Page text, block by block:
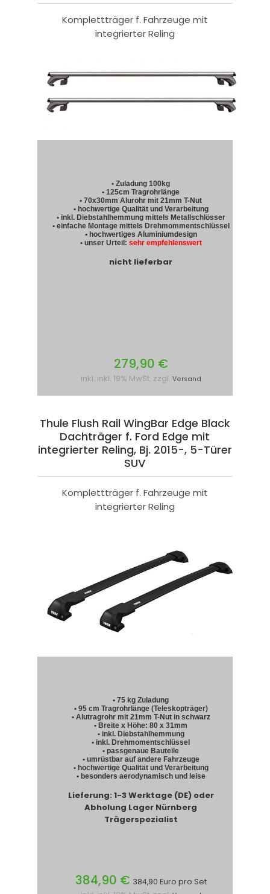
Komplettträger f. Fahrzeuge mit
integrierter Reling
• Zuladung 100kg
• 125cm Tragrohrlänge
• 70x30mm Alurohr mit 21mm T-Nut
• hochwertige Qualität und Verarbeitung
• inkl. Diebstahlhemmung mittels Metallschlösser
• einfache Montage mittels Drehmommentschlüssel
• hochwertiges Aluminiumdesign
• unser Urteil: sehr empfehlenswert
nicht lieferbar
279,90 €
inkl. inkl. 19% MwSt. zzgl. Versand
Thule Flush Rail WingBar Edge Black
Dachträger f. Ford Edge mit
integrierter Reling, Bj. 2015-, 5-Türer
SUV
Komplettträger f. Fahrzeuge mit
integrierter Reling
• 75 kg Zuladung
• 95 cm Tragrohrlänge (Teleskopträger)
• Alutragrohr mit 21mm T-Nut in schwarz
• Breite x Höhe: 80 x 31mm
• inkl. Diebstahlhemmung
• inkl. Drehmomentschlüssel
• passgenaue Bauteile
• umrüstbar auf andere Fahrzeuge
• hochwertige Qualität und Verarbeitung
• besonders aerodynamisch und leise
Lieferung: 1-3 Werktage (DE) oder
Abholung Lager Nürnberg
Trägerspezialist
384,90 € 384,90 Euro pro Set